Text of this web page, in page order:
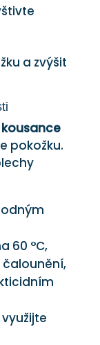
a zvýšit
kousance
pokožku.
60 °C,